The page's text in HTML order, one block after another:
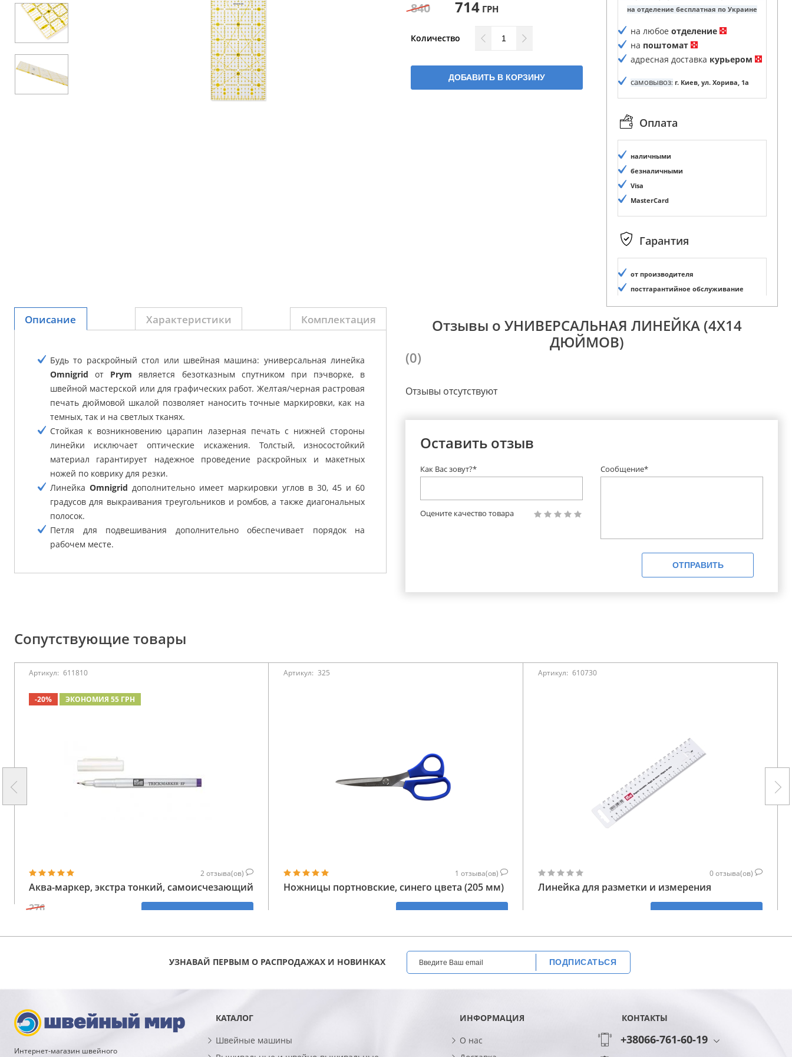
Аксессуары
Бренды
840 714 ГРН
Количество
ДОБАВИТЬ В КОРЗИНУ
на отделение бесплатная по Украине
на любое отделение
на поштомат
адресная доставка курьером
самовывоз: г. Киев, ул. Хорива, 1а
Оплата
наличными
безналичными
Visa
MasterCard
Гарантия
от производителя
постгарантийное обслуживание
Описание Характеристики Комплектация
Будь то раскройный стол или швейная машина: универсальная линейка
Omnigrid от Prym является безотказным спутником при пэчворке, в
швейной мастерской или для графических работ. Желтая/черная растровая
печать дюймовой шкалой позволяет наносить точные маркировки, как на
темных, так и на светлых тканях.
Стойкая к возникновению царапин лазерная печать с нижней стороны
линейки исключает оптические искажения. Толстый, износостойкий
материал гарантирует надежное проведение раскройных и макетных
ножей по коврику для резки.
ЛинейкаOmnigrid дополнительно имеет маркировки углов в 30, 45 и 60
градусов для выкраивания треугольников и ромбов, а также диагональных
полосок.
Петля для подвешивания дополнительно обеспечивает порядок на
рабочем месте.
Отзывы о УНИВЕРСАЛЬНАЯ ЛИНЕЙКА (4Х14
ДЮЙМОВ)
(0)
Отзывы отсутствуют
Оставить отзыв
Сообщение*
Как Вас зовут?*
Оцените качество товара
ОТПРАВИТЬ
Сопутствующие товары
Артикул: 611810
-20% ЭКОНОМИЯ 55 ГРН
2 отзыва(ов)
Аква-маркер, экстра тонкий, самоисчезающий
276
Артикул: 325
1 отзыва(ов)
Ножницы портновские, синего цвета (205 мм)
Артикул: 610730
0отзыва(ов)
Линейка для разметки и измерения
УЗНАВАЙ ПЕРВЫМ О РАСПРОДАЖАХ И НОВИНКАХ ПОДПИСАТЬСЯ
Интернет-магазин швейного
КАТАЛОГ
Швейные машины
ИНФОРМАЦИЯ
О нас
КОНТАКТЫ
+38066-761-60-19